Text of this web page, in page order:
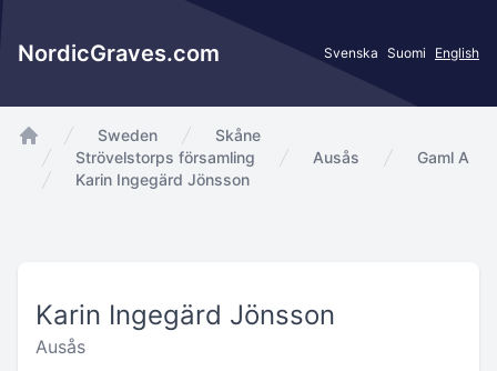
NordicGraves.com Svenska Suomi English
app.Start
Sweden
Skåne
Strövelstorps församling
Ausås
Gaml A
Karin Ingegärd Jönsson
Karin Ingegärd Jönsson
Ausås